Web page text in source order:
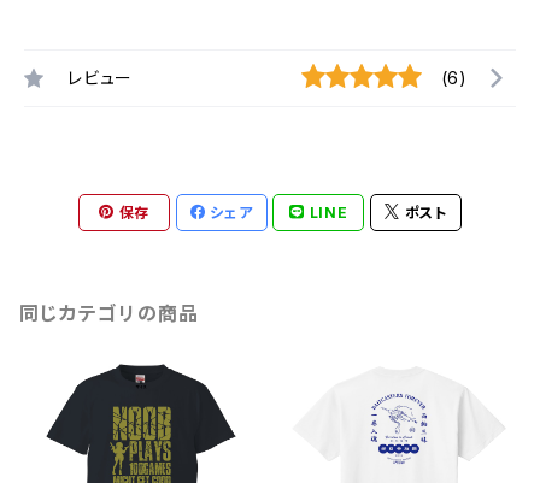
レビュー (6)
保存 シェア LINE ポスト
同じカテゴリの商品